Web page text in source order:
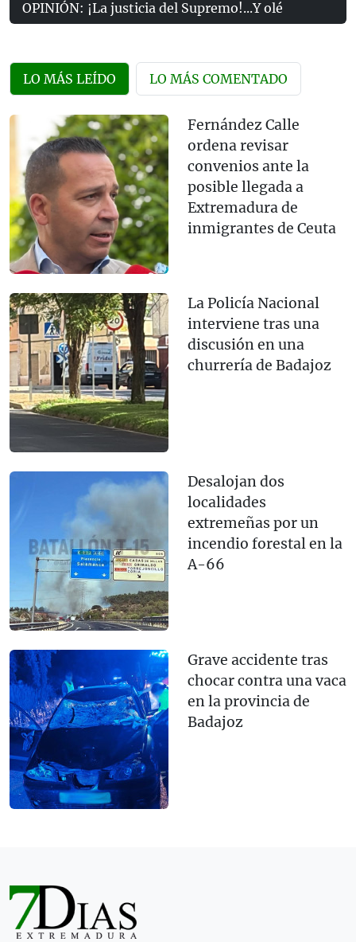
OPINIÓN: ¡La justicia del Supremo!...Y olé
LO MÁS LEÍDO LO MÁS COMENTADO
Fernández Calle
ordena revisar
convenios ante la
posible llegada a
Extremadura de
inmigrantes de Ceuta
La Policía Nacional
interviene tras una
discusión en una
churrería de Badajoz
Desalojan dos
localidades
extremeñas por un
incendio forestal en la
A-66
Grave accidente tras
chocar contra una vaca
en la provincia de
Badajoz